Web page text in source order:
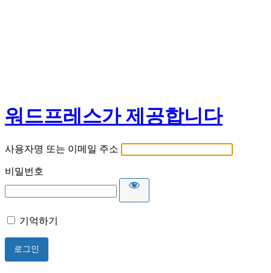
워드프레스가 제공합니다
사용자명 또는 이메일 주소
비밀번호
기억하기